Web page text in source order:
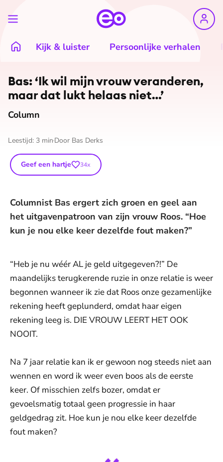
Kijk & luister Persoonlijke verhalen
©Bas Derks
Bas: ‘Ik wil mijn vrouw veranderen,
maar dat lukt helaas niet…’
Column
Leestijd: 3 min Door Bas Derks
Geef een hartje 34x
Columnist Bas ergert zich groen en geel aan
het uitgavenpatroon van zijn vrouw Roos. “Hoe
kun je nou elke keer dezelfde fout maken?”
“Heb je nu wéér AL je geld uitgegeven?!” De
maandelijks terugkerende ruzie in onze relatie is weer
begonnen wanneer ik zie dat Roos onze gezamenlijke
rekening heeft geplunderd, omdat haar eigen
rekening leeg is. DIE VROUW LEERT HET OOK
NOOIT.
Na 7 jaar relatie kan ik er gewoon nog steeds niet aan
wennen en word ik weer even boos als de eerste
keer. Of misschien zelfs bozer, omdat er
gevoelsmatig totaal geen progressie in haar
geldgedrag zit. Hoe kun je nou elke keer dezelfde
fout maken?